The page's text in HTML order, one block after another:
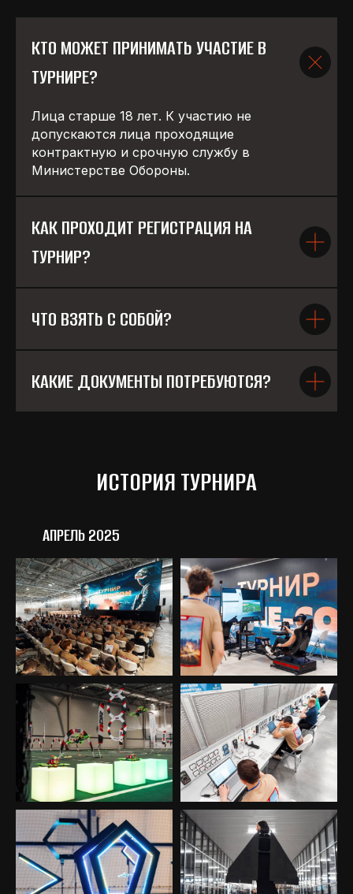
КТО МОЖЕТ ПРИНИМАТЬ УЧАСТИЕ В
ТУРНИРЕ?
Лица старше 18 лет. К участию не
допускаются лица проходящие
контрактную и срочную службу в
Министерстве Обороны.
КАК ПРОХОДИТ РЕГИСТРАЦИЯ НА
ТУРНИР?
ЧТО ВЗЯТЬ С СОБОЙ?
КАКИЕ ДОКУМЕНТЫ ПОТРЕБУЮТСЯ?
ИСТОРИЯ ТУРНИРА
АПРЕЛЬ 2025